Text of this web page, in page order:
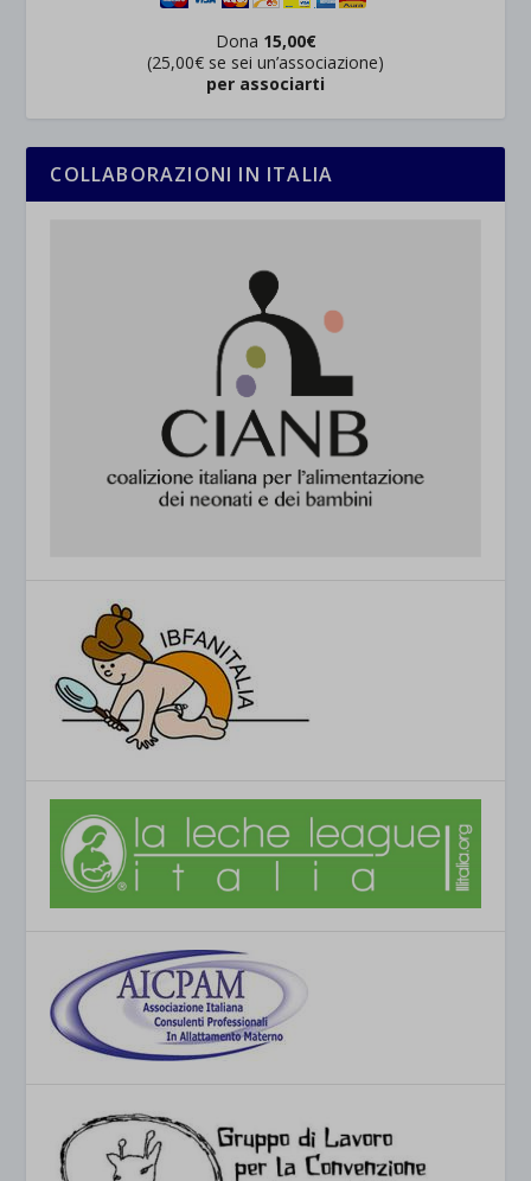
Dona 15,00€
(25,00€ se sei un’associazione)
per associarti
COLLABORAZIONI IN ITALIA